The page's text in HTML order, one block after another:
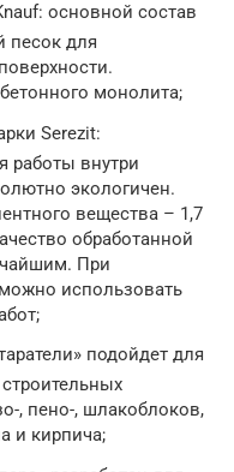
основной состав
песок для
монолита;
Serezit:
работы внутри
экологичен.
вещества – 1,7
обработанной
При
использовать
подойдет для
, пено-, шлакоблоков,
и кирпича;